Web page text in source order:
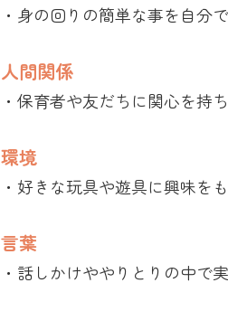
・身の回りの簡単な事を自分
人間関係
・保育者や友だちに関心を持
環境
・好きな玩具や遊具に興味を
言葉
・話しかけややりとりの中で